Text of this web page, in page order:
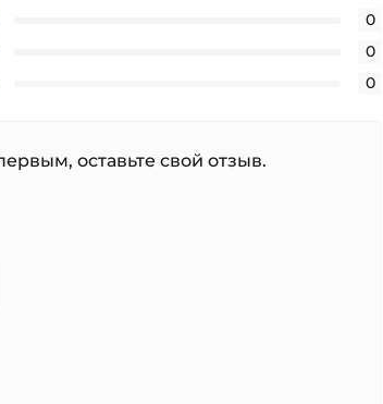
0
0
0
оставьте свой отзыв.